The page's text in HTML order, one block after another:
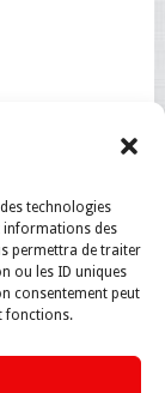
technologies
informations des
permettra de traiter
ou les ID uniques
consentement peut
fonctions.